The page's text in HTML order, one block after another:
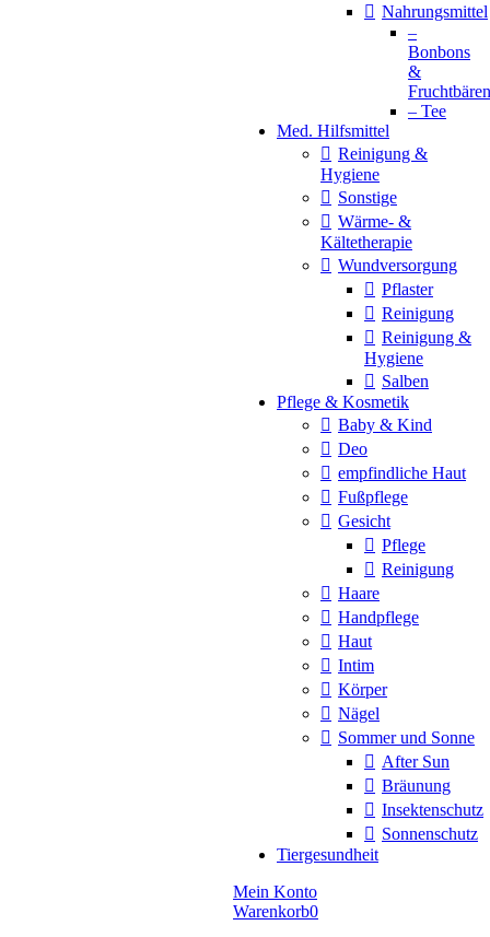
Nahrungsmittel
–
Bonbons
&
Fruchtbären
– Tee
Med. Hilfsmittel
Reinigung &
Hygiene
Sonstige
Wärme- &
Kältetherapie
Wundversorgung
Pflaster
Reinigung
Reinigung &
Hygiene
Salben
Pflege & Kosmetik
Baby & Kind
Deo
empfindliche Haut
Fußpflege
Gesicht
Pflege
Reinigung
Haare
Handpflege
Haut
Intim
Körper
Nägel
Sommer und Sonne
After Sun
Bräunung
Insektenschutz
Sonnenschutz
Tiergesundheit
Mein Konto
Warenkorb0